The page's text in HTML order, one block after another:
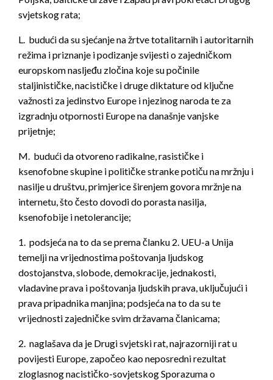
svjetskog rata;
L. budući da su sjećanje na žrtve totalitarnih i autoritarnih
režima i priznanje i podizanje svijesti o zajedničkom
europskom nasljeđu zločina koje su počinile
staljinističke, nacističke i druge diktature od ključne
važnosti za jedinstvo Europe i njezinog naroda te za
izgradnju otpornosti Europe na današnje vanjske
prijetnje;
M. budući da otvoreno radikalne, rasističke i
ksenofobne skupine i političke stranke potiču na mržnju i
nasilje u društvu, primjerice širenjem govora mržnje na
internetu, što često dovodi do porasta nasilja,
ksenofobije i netolerancije;
1. podsjeća na to da se prema članku 2. UEU-a Unija
temelji na vrijednostima poštovanja ljudskog
dostojanstva, slobode, demokracije, jednakosti,
vladavine prava i poštovanja ljudskih prava, uključujući i
prava pripadnika manjina; podsjeća na to da su te
vrijednosti zajedničke svim državama članicama;
2. naglašava da je Drugi svjetski rat, najrazorniji rat u
povijesti Europe, započeo kao neposredni rezultat
zloglasnog nacističko-sovjetskog Sporazuma o